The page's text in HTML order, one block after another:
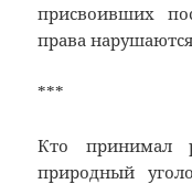
присвоивших
права
***
Кто принимал
природный